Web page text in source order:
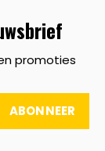
promoties
ABONNEER